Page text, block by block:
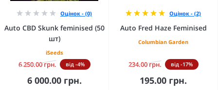
Оцінок - (0)
Auto CBD Skunk feminised (50
шт)
iSeeds
6 250.00 грн. від -4%
6 000.00 грн.
Оцінок - (2)
Auto Fred Haze Feminised
Columbian Garden
234.00 грн. від -17%
195.00 грн.